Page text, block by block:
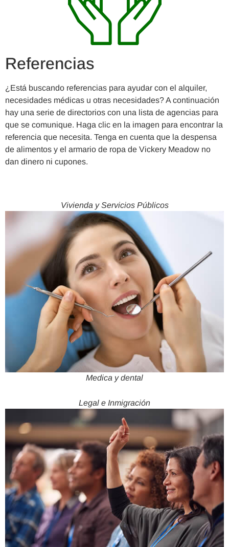
Referencias
¿Está buscando referencias para ayudar con el alquiler,
necesidades médicas u otras necesidades? A continuación
hay una serie de directorios con una lista de agencias para
que se comunique. Haga clic en la imagen para encontrar la
referencia que necesita. Tenga en cuenta que la despensa
de alimentos y el armario de ropa de Vickery Meadow no
dan dinero ni cupones.
Vivienda y Servicios Públicos
Medica y dental
Legal e Inmigración